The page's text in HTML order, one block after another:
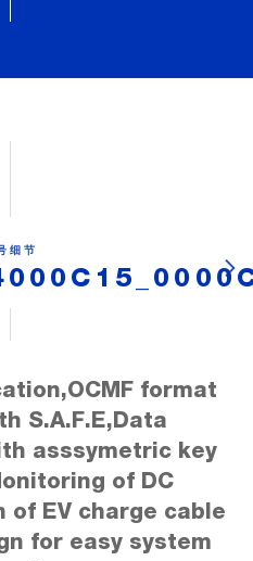
细节
format
S.A.F.E,Data
asssymetric key
of DC
of EV charge cable
for easy system